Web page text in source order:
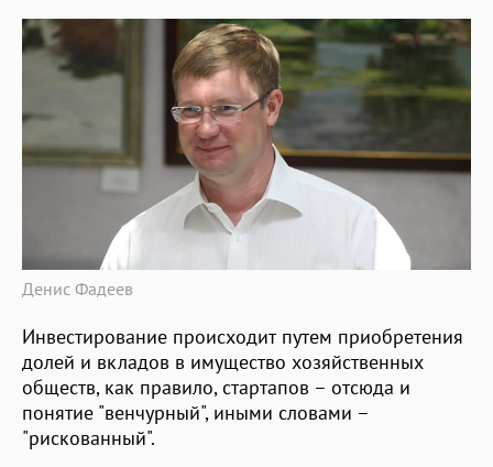
Денис Фадеев
Инвестирование происходит путем приобретения
долей и вкладов в имущество хозяйственных
обществ, как правило, стартапов – отсюда и
понятие "венчурный", иными словами –
"рискованный".